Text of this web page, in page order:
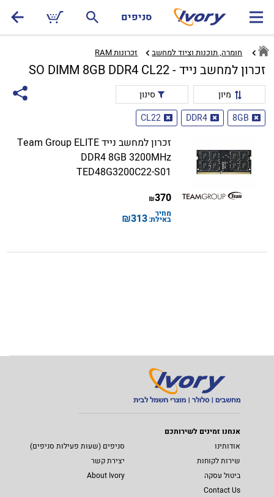
סניפים
חומרה, תוכנות וציוד למחשב זכרונות RAM‏
זכרון למחשב נייד - SO DIMM 8GB DDR4 CL22
מיון
סינון
8GB
DDR4
CL22
זכרון למחשב נייד Team Group ELITE
DDR4 8GB 3200MHz
TED48G3200C22-S01
370
₪
מחיר
באילת:313
₪
אנחנו זמינים לשירותכם
אודותינו
סניפים (שעות פעילות סניפים)
שירות לקוחות
יצירת קשר
ביטול עסקה
About Ivory
Contact Us